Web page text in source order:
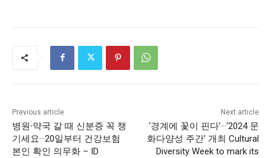
Previous article
병원∙약국 갈 때 신분증 꼭 챙
기세요···20일부터 건강보험
본인 확인 의무화 – ID
Next article
‘경계에 꽃이 핀다’···‘2024 문
화다양성 주간’ 개최 Cultural
Diversity Week to mark its